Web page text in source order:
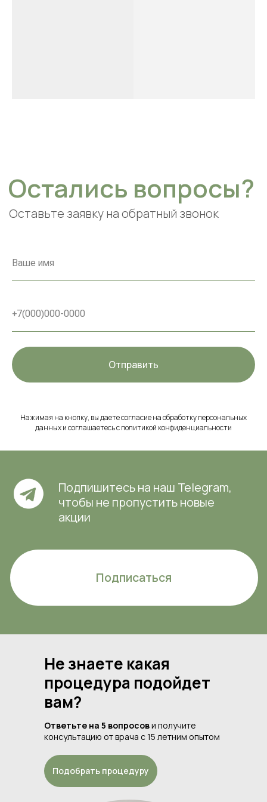
Отправить
Нажимая на кнопку, вы даете согласие на обработку персональных
данных и соглашаетесь c политикой конфиденциальности
Не знаете какая
процедура подойдет
вам?
Ответьте на 5 вопросови получите
консультацию от врача с 15 летним опытом
Подобрать процедуру